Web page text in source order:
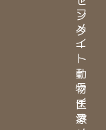
ン
タ
ー
・
ラ
イ
フ
フ
メ
イ
ト
動
物
医
療